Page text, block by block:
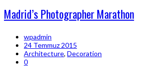
Madrid’s Photographer Marathon
wpadmin
24 Temmuz 2015
Architecture, Decoration
0